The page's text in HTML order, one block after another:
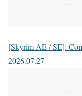
[Skyrim AE / SE]:
2026.07.27